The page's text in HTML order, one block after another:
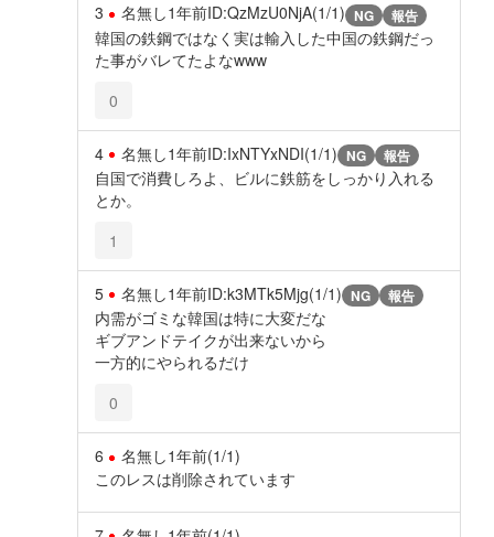
3 名無し1年前ID:QzMzU0NjA(1/1) NG 報告
韓国の鉄鋼ではなく実は輸入した中国の鉄鋼だっ
た事がバレてたよなwww
0
4 名無し1年前ID:IxNTYxNDI(1/1) NG 報告
自国で消費しろよ、ビルに鉄筋をしっかり入れる
とか。
1
5 名無し1年前ID:k3MTk5Mjg(1/1) NG 報告
内需がゴミな韓国は特に大変だな
ギブアンドテイクが出来ないから
一方的にやられるだけ
0
6 名無し1年前(1/1)
このレスは削除されています